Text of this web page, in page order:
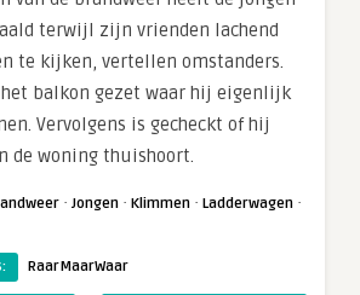
terwijl zijn vrienden lachend
te kijken, vertellen omstanders.
het balkon gezet waar hij eigenlijk
Vervolgens is gecheckt of hij
de woning thuishoort.
· Jongen · Klimmen · Ladderwagen ·
RaarMaarWaar